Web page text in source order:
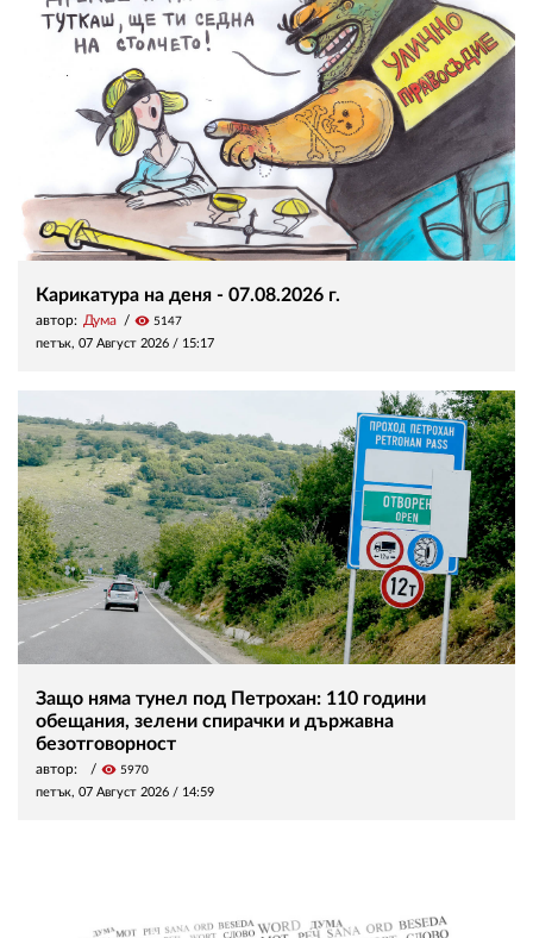
Карикатура на деня - 07.08.2026 г.
автор: Дума visibility 5147
петък, 07 Август 2026 / 15:17
Защо няма тунел под Петрохан: 110 години
обещания, зелени спирачки и държавна
безотговорност
автор: visibility 5970
петък, 07 Август 2026 / 14:59